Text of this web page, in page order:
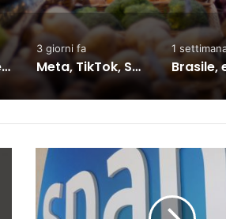
causa legale negli Stati Uniti
1 settimana fa
Brasile, export verso l’Ue in crescita dall’accordo con il Mercosur
2 giorni fa